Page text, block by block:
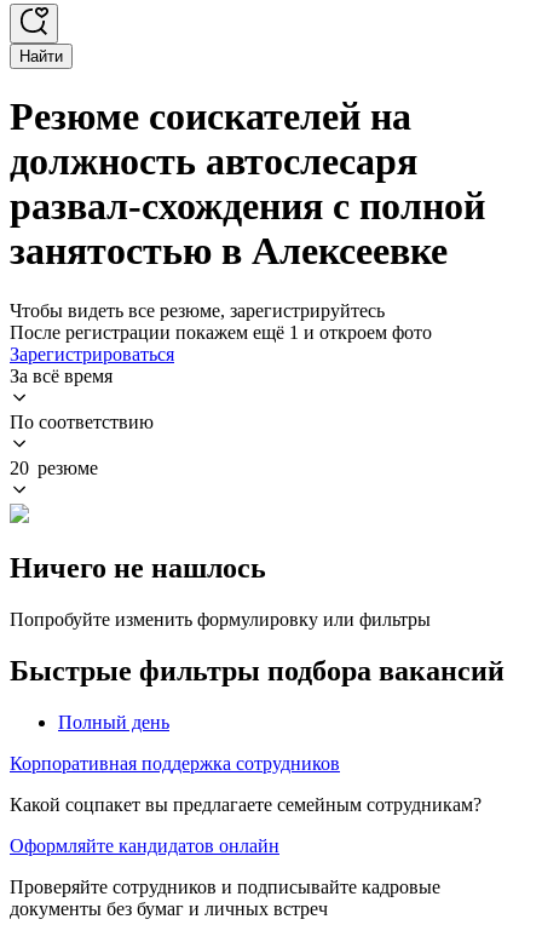
Найти
Резюме соискателей на
должность автослесаря
развал-схождения с полной
занятостью в Алексеевке
Чтобы видеть все резюме, зарегистрируйтесь
После регистрации покажем ещё 1 и откроем фото
Зарегистрироваться
За всё время
По соответствию
20 резюме
Ничего не нашлось
Попробуйте изменить формулировку или фильтры
Быстрые фильтры подбора вакансий
Полный день
Корпоративная поддержка сотрудников
Какой соцпакет вы предлагаете семейным сотрудникам?
Оформляйте кандидатов онлайн
Проверяйте сотрудников и подписывайте кадровые
документы без бумаг и личных встреч